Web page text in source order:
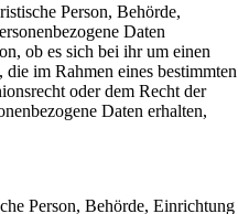
Person, Behörde,
Daten
ob es sich bei ihr um einen
im Rahmen eines bestimmten
oder dem Recht der
Daten erhalten,
Person, Behörde, Einrichtung